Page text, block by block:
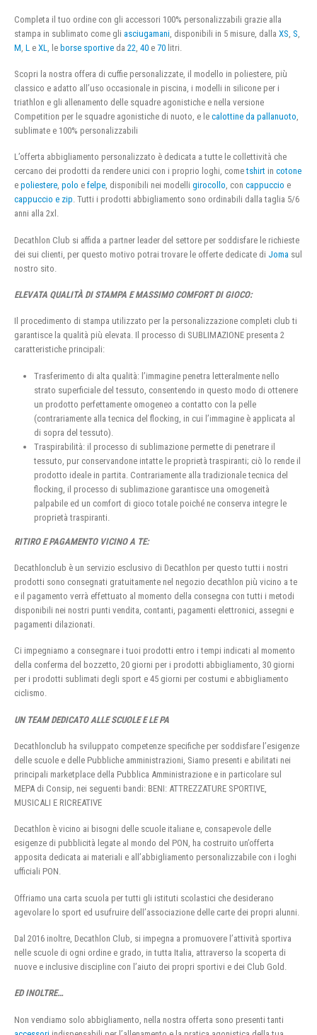
Completa il tuo ordine con gli accessori 100% personalizzabili grazie alla
stampa in sublimato come gli asciugamani , disponibili in 5 misure, dalla XS S
M L e XL , le borse sportive da 22 40 e 70 litri.
Scopri la nostra offera di cuffie personalizzate, il modello in poliestere, più
classico e adatto all’uso occasionale in piscina, i modelli in silicone per i
triathlon e gli allenamento delle squadre agonistiche e nella versione
Competition per le squadre agonistiche di nuoto, e le calottine da pallanuoto,
sublimate e 100% personalizzabili
L’offerta abbigliamento personalizzato è dedicata a tutte le collettività che
cercano dei prodotti da rendere unici con i proprio loghi, cometshirt in cotone
e poliestere, polo e felpe, disponibili nei modelli girocollo, con cappuccio e
cappuccio e zip. Tutti i prodotti abbigliamento sono ordinabili dalla taglia 5/6
anni alla 2xl.
Decathlon Club si affida a partner leader del settore per soddisfare le richieste
dei sui clienti, per questo motivo potrai trovare le offerte dedicate di Joma sul
nostro sito.
ELEVATA QUALITÀ DI STAMPA E MASSIMO COMFORT DI GIOCO:
Il procedimento di stampa utilizzato per la personalizzazione completi club ti
garantisce la qualità più elevata. Il processo di SUBLIMAZIONE presenta 2
caratteristiche principali:
Trasferimento di alta qualità: l’immagine penetra letteralmente nello
strato superficiale del tessuto, consentendo in questo modo di ottenere
un prodotto perfettamente omogeneo a contatto con la pelle
(contrariamente alla tecnica del flocking, in cui l’immagine è applicata al
di sopra del tessuto).
Traspirabilità: il processo di sublimazione permette di penetrare il
tessuto, pur conservandone intatte le proprietà traspiranti; ciò lo rende il
prodotto ideale in partita. Contrariamente alla tradizionale tecnica del
flocking, il processo di sublimazione garantisce una omogeneità
palpabile ed un comfort di gioco totale poiché ne conserva integre le
proprietà traspiranti.
RITIRO E PAGAMENTO VICINO A TE:
Decathlonclub è un servizio esclusivo di Decathlon per questo tutti i nostri
prodotti sono consegnati gratuitamente nel negozio decathlon più vicino a te
e il pagamento verrà effettuato al momento della consegna con tutti i metodi
disponibili nei nostri punti vendita, contanti, pagamenti elettronici, assegni e
pagamenti dilazionati.
Ci impegniamo a consegnare i tuoi prodotti entro i tempi indicati al momento
della conferma del bozzetto, 20 giorni per i prodotti abbigliamento, 30 giorni
per i prodotti sublimati degli sport e 45 giorni per costumi e abbigliamento
ciclismo.
UN TEAM DEDICATO ALLE SCUOLE E LE PA
Decathlonclub ha sviluppato competenze specifiche per soddisfare l’esigenze
delle scuole e delle Pubbliche amministrazioni, Siamo presenti e abilitati nei
principali marketplace della Pubblica Amministrazione e in particolare sul
MEPA di Consip, nei seguenti bandi: BENI: ATTREZZATURE SPORTIVE,
MUSICALI E RICREATIVE
Decathlon è vicino ai bisogni delle scuole italiane e, consapevole delle
esigenze di pubblicità legate al mondo del PON, ha costruito un’offerta
apposita dedicata ai materiali e all’abbigliamento personalizzabile con i loghi
ufficiali PON.
Offriamo una carta scuola per tutti gli istituti scolastici che desiderano
agevolare lo sport ed usufruire dell’associazione delle carte dei propri alunni.
Dal 2016 inoltre, Decathlon Club, si impegna a promuovere l’attività sportiva
nelle scuole di ogni ordine e grado, in tutta Italia, attraverso la scoperta di
nuove e inclusive discipline con l’aiuto dei propri sportivi e dei Club Gold.
ED INOLTRE…
Non vendiamo solo abbigliamento, nella nostra offerta sono presenti tanti